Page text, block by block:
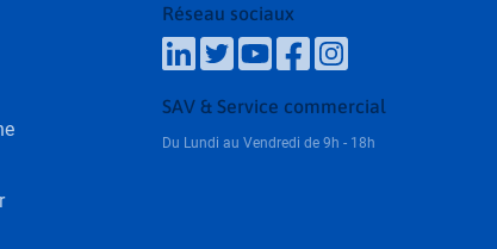
Réseau sociaux
SAV & Service commercial
Du Lundi au Vendredi de 9h - 18h